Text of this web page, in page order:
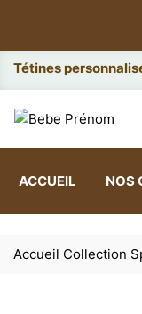
Attaches et
ACCUEIL NOS
Accueil Collection